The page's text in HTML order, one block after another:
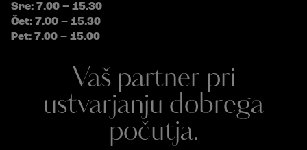
Sre: 7.00 – 15.30
Čet: 7.00 – 15.30
Pet: 7.00 – 15.00
Vaš partner pri
ustvarjanju dobrega
počutja.